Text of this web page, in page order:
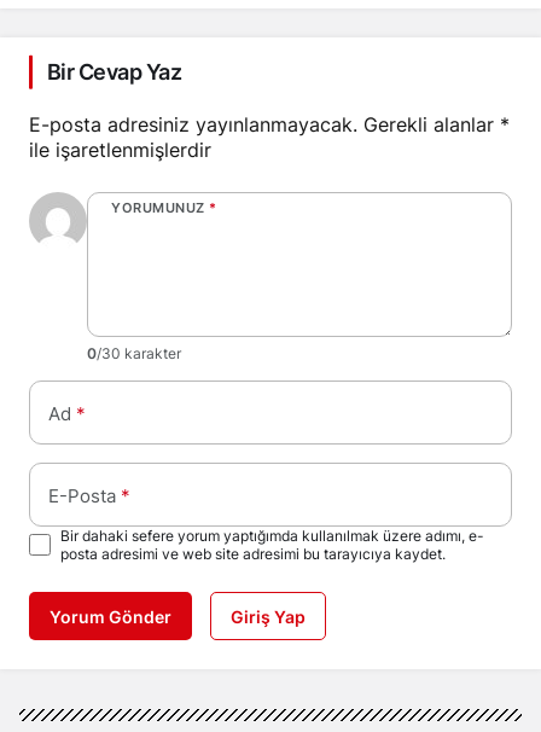
Bir Cevap Yaz
E-posta adresiniz yayınlanmayacak. Gerekli alanlar *
ile işaretlenmişlerdir
YORUMUNUZ *
0/30 karakter
Ad *
E-Posta *
Bir dahaki sefere yorum yaptığımda kullanılmak üzere adımı, e-
posta adresimi ve web site adresimi bu tarayıcıya kaydet.
Yorum Gönder Giriş Yap